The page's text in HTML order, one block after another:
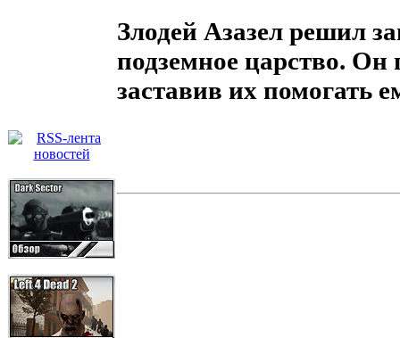
Злодей Азазел решил
подземное царство. Он
заставив их помогать